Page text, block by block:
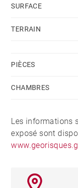
SURFACE
TERRAIN
PIÈCES
CHAMBRES
Les informations
exposé sont